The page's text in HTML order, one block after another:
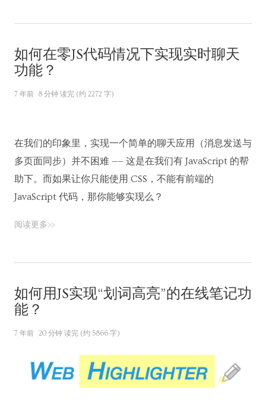
如何在零JS代码情况下实现实时聊天
功能？
7 年前 8 分钟 读完 (约 2272 字)
在我们的印象里，实现一个简单的聊天应用（消息发送与
多页面同步）并不困难 —— 这是在我们有 JavaScript 的帮
助下。而如果让你只能使用 CSS，不能有前端的
JavaScript 代码，那你能够实现么？
阅读更多>>
如何用JS实现“划词高亮”的在线笔记功
能？
7 年前 20 分钟 读完 (约 5866 字)